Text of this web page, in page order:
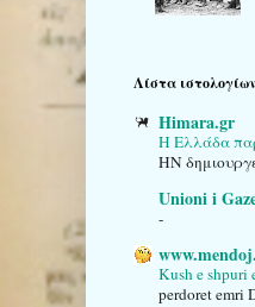
Λίστα
Himara.gr
Η Ελλάδα
HN
Unioni i
-
Kush e shpuri
perdoret emri